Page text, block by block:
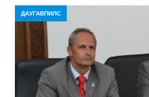
ДАУГАВПИЛС